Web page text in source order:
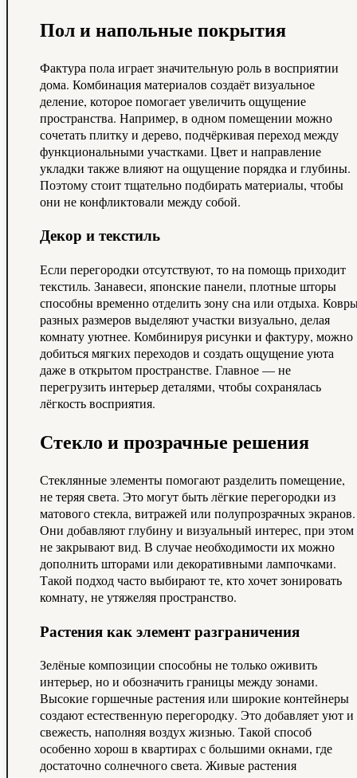
Пол и напольные покрытия
Фактура пола играет значительную роль в восприятии
дома. Комбинация материалов создаёт визуальное
деление, которое помогает увеличить ощущение
пространства. Например, в одном помещении можно
сочетать плитку и дерево, подчёркивая переход между
функциональными участками. Цвет и направление
укладки также влияют на ощущение порядка и глубины.
Поэтому стоит тщательно подбирать материалы, чтобы
они не конфликтовали между собой.
Декор и текстиль
Если перегородки отсутствуют, то на помощь приходит
текстиль. Занавеси, японские панели, плотные шторы
способны временно отделить зону сна или отдыха.
разных размеров выделяют участки визуально, делая
комнату уютнее. Комбинируя рисунки и фактуру, можно
добиться мягких переходов и создать ощущение уюта
даже в открытом пространстве. Главное — не
перегрузить интерьер деталями, чтобы сохранялась
лёгкость восприятия.
Стекло и прозрачные решения
Стеклянные элементы помогают разделить помещение,
не теряя света. Это могут быть лёгкие перегородки из
матового стекла, витражей или полупрозрачных экранов.
Они добавляют глубину и визуальный интерес, при этом
не закрывают вид. В случае необходимости их можно
дополнить шторами или декоративными лампочками.
Такой подход часто выбирают те, кто хочет зонировать
комнату, не утяжеляя пространство.
Растения как элемент разграничения
Зелёные композиции способны не только оживить
интерьер, но и обозначить границы между зонами.
Высокие горшечные растения или широкие контейнеры
создают естественную перегородку. Это добавляет уют и
свежесть, наполняя воздух жизнью. Такой способ
особенно хорош в квартирах с большими окнами, где
достаточно солнечного света. Живые растения